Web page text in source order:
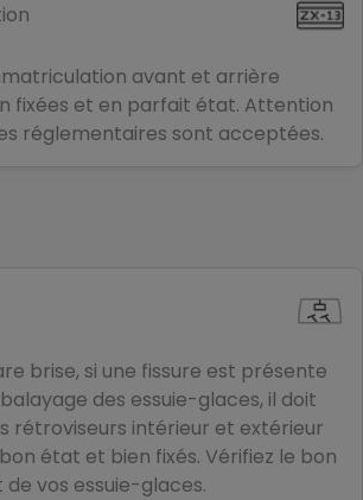
avant et arrière
fixées et en parfait état. Attention
réglementaires sont acceptées.
brise, si une fissure est présente
des essuie-glaces, il doit
rétroviseurs intérieur et extérieur
état et bien fixés. Vérifiez le bon
vos essuie-glaces.